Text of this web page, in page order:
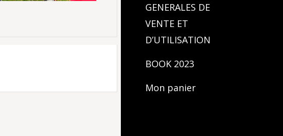
GENERALES DE
VENTE ET
D’UTILISATION
BOOK 2023
Mon panier